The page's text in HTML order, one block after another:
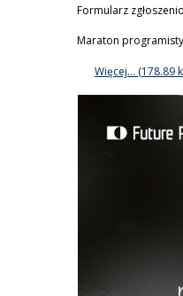
Formularz
Maraton
Więcej…